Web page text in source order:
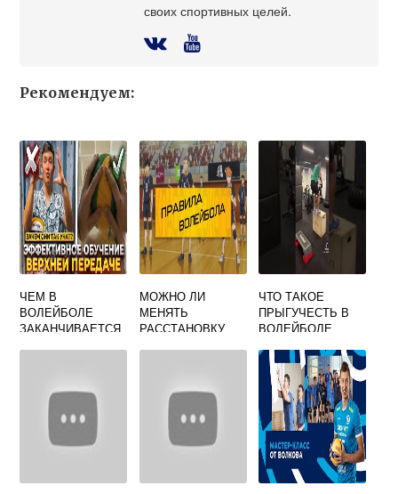
своих спортивных целей.
Рекомендуем:
ЧЕМ В
ВОЛЕЙБОЛЕ
ЗАКАНЧИВАЕТСЯ
НА БОЛЬШОЕ
РАССТОЯНИЕ
МОЖНО ЛИ
МЕНЯТЬ
РАССТАНОВКУ
ЧТО ТАКОЕ
ПРЫГУЧЕСТЬ В
ВОЛЕЙБОЛЕ